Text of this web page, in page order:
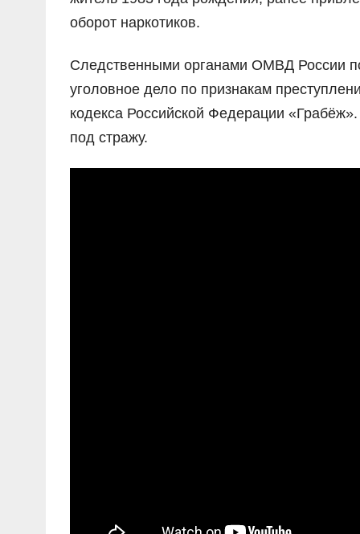
оборот наркотиков.
Следственными органами ОМВД России
уголовное дело по признакам
кодекса Российской Федерации
под стражу.